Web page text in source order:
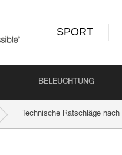
SPORT
BELEUCHTUNG
Technische Ratschläge